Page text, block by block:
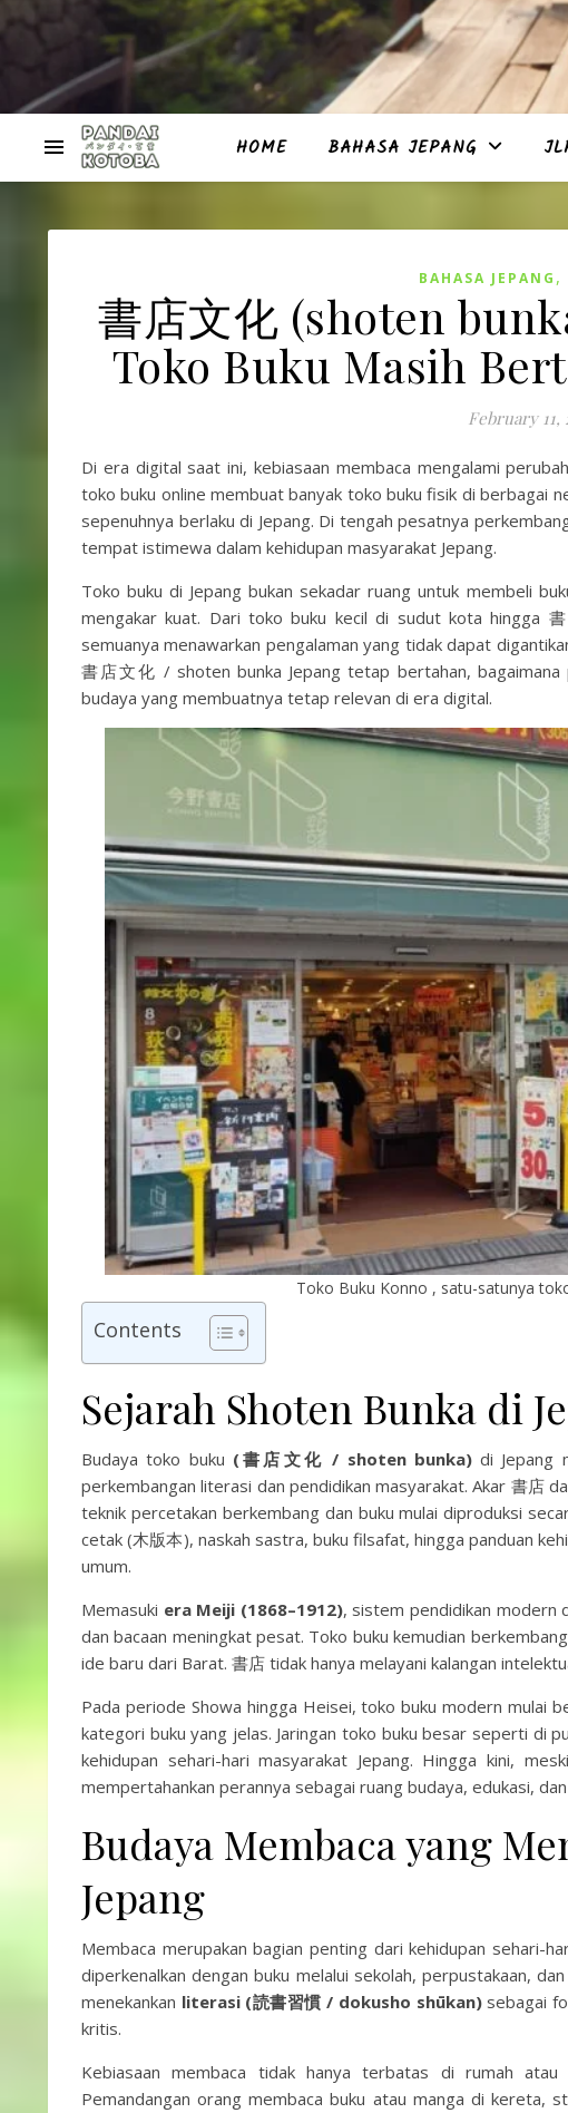
HOME BAHASA JEPANG
BAHASA JEPANG ,
書店文化 (shoten
Toko Buku Masih
February 11,
Di era digital saat ini, kebiasaan membaca mengalami
toko buku online membuat banyak toko buku fisik di berbagai
sepenuhnya berlaku di Jepang. Di tengah pesatnya
tempat istimewa dalam kehidupan masyarakat Jepang.
Toko buku di Jepang bukan sekadar ruang untuk membeli
mengakar kuat. Dari toko buku kecil di sudut kota hingga
semuanya menawarkan pengalaman yang tidak dapat
書店文化 / shoten bunka Jepang tetap bertahan,
budaya yang membuatnya tetap relevan di era digital.
Toko Buku Konno , satu-satunya
Contents
Sejarah Shoten Bunka di
Budaya toko buku ( 書店文化 / shoten bunka)di Jepang
perkembangan literasi dan pendidikan masyarakat. Akar 書店
teknik percetakan berkembang dan buku mulai diproduksi
cetak (木版本), naskah sastra, buku filsafat, hingga panduan
umum.
Memasuki era Meiji (1868–1912), sistem pendidikan modern
dan bacaan meningkat pesat. Toko buku kemudian
ide baru dari Barat. 書店 tidak hanya melayani kalangan
Pada periode Showa hingga Heisei, toko buku modern mulai
kategori buku yang jelas. Jaringan toko buku besar seperti di
kehidupan sehari-hari masyarakat Jepang. Hingga kini,
mempertahankan perannya sebagai ruang budaya, edukasi,
Budaya Membaca yang
Jepang
Membaca merupakan bagian penting dari kehidupan sehari-
diperkenalkan dengan buku melalui sekolah, perpustakaan,
menekankan literasi (読書習慣 / dokusho shūkan)sebagai
kritis.
Kebiasaan membaca tidak hanya terbatas di rumah
Pemandangan orang membaca buku atau manga di kereta,